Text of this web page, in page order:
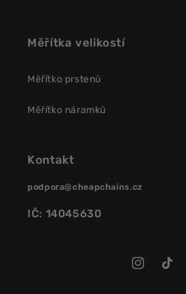
Měřítka velikostí
Měřítko prstenů
Měřítko náramků
Kontakt
podpora@cheapchains.cz
IČ: 14045630
InstagramTikTok